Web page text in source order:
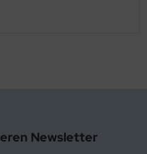
Newsletter